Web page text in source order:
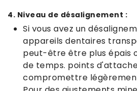
4. Niveau de désalignement :
Si vous avez un
appareils dentaires
peut-être être plus épais
de temps. points
compromettre